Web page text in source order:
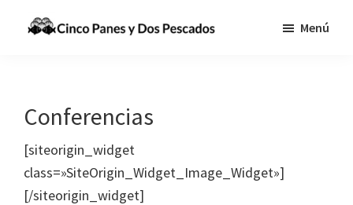
Pescados
Comunicaciones
para
cumplir
la
Menú
Conferencias
[siteorigin_widget
class=»SiteOrigin_Widget_Image_Widget»]
[/siteorigin_widget]